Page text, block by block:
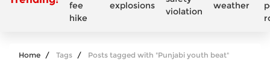
fee
hike
explosions
violation
weather
Home Tags Posts tagged with "Punjabi youth beat"